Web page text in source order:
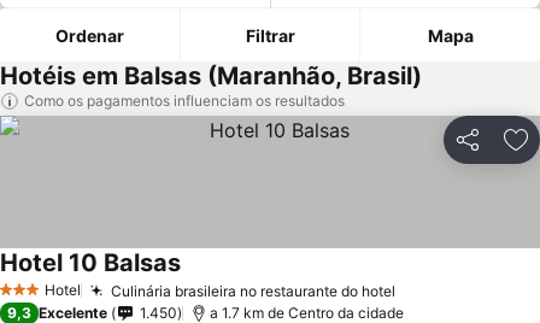
Ordenar Filtrar Mapa
Hotéis em Balsas (Maranhão, Brasil)
Como os pagamentos influenciam os resultados
Partilhar
3 EstrelasHotel Culinária brasileira no restaurante do hotel
Hotel 10 BalsasVer preços
9,3 Excelente 1.450 a 1.7 km de Centro da cidade